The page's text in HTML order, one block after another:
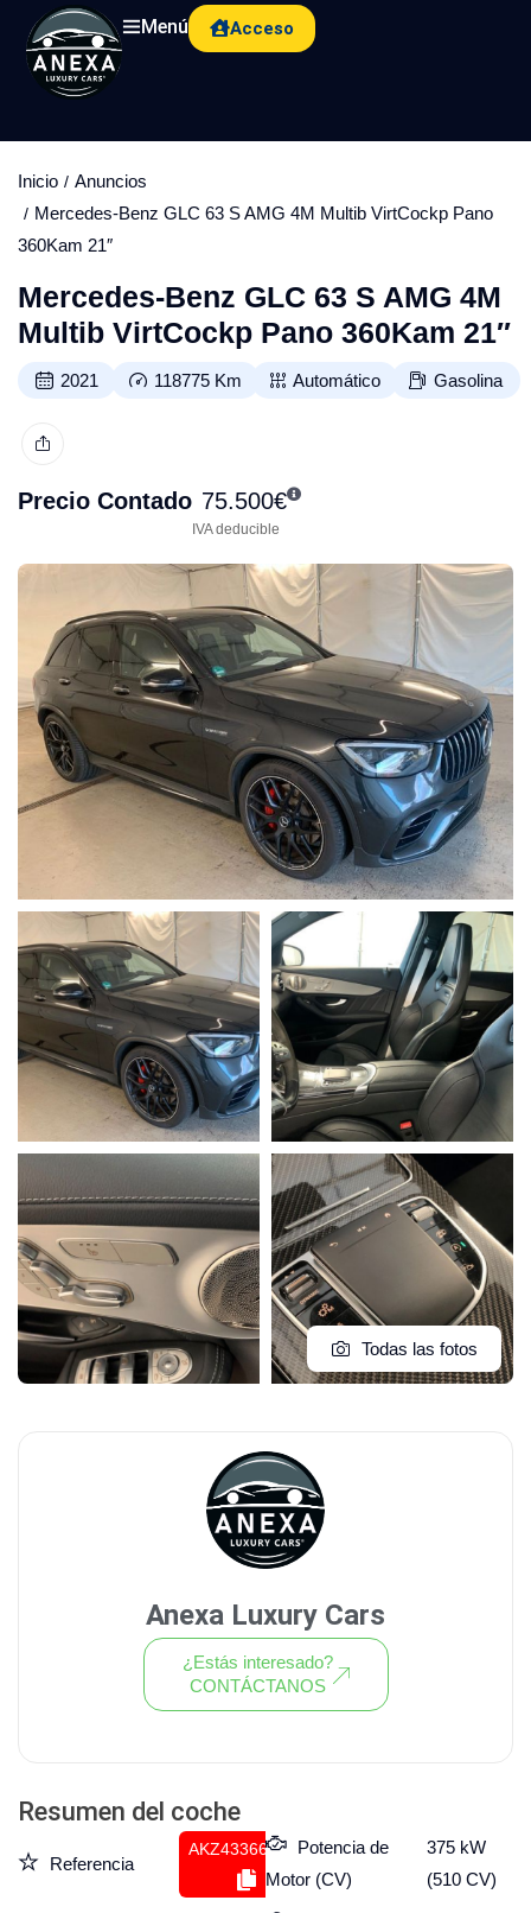
Menú Acceso
Inicio
Anuncios
Mercedes-Benz GLC 63 S AMG 4M Multib VirtCockp Pano
360Kam 21″
Mercedes-Benz GLC 63 S AMG 4M
Multib VirtCockp Pano 360Kam 21″
2021 118775 Km Automático Gasolina
Precio Contado 75.500€
IVA deducible
Todas las fotos
Resumen del coche
Referencia
AKZ433669845Potencia de
Motor (CV)
375 kW
(510 CV)
Anexa Luxury Cars
¿Estás interesado?
CONTÁCTANOS